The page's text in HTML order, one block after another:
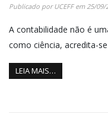
Publicado porUCEFFem 25/09/
A contabilidade não é
como ciência, acredita-
LEIA MAIS…